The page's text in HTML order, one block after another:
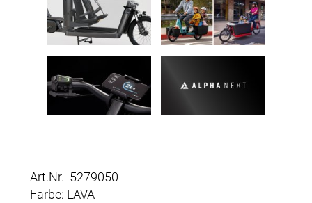
Art.Nr. 5279050
Farbe: LAVA